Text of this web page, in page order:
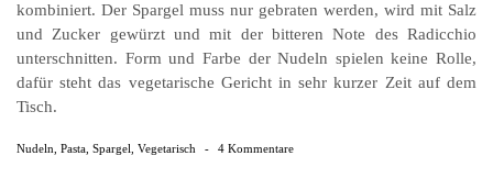
kombiniert. Der Spargel muss nur gebraten werden, wird mit Salz
und Zucker gewürzt und mit der bitteren Note des Radicchio
unterschnitten. Form und Farbe der Nudeln spielen keine Rolle,
dafür steht das vegetarische Gericht in sehr kurzer Zeit auf dem
Tisch.
Nudeln Pasta Spargel Vegetarisch - 4 Kommentare